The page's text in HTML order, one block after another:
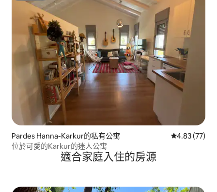
Pardes Hanna-Karkur的私有公寓 從 77 則評價
4.83 (77)
位於可愛的Karkur的迷人公寓
適合家庭入住的房源